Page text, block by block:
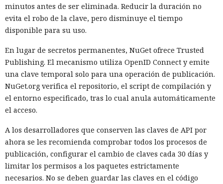
minutos antes de ser eliminada. Reducir la duración no
evita el robo de la clave, pero disminuye el tiempo
disponible para su uso.
En lugar de secretos permanentes, NuGet ofrece Trusted
Publishing. El mecanismo utiliza OpenID Connect y emite
una clave temporal solo para una operación de publicación.
NuGet.org verifica el repositorio, el script de compilación y
el entorno especificado, tras lo cual anula automáticamente
el acceso.
A los desarrolladores que conserven las claves de API por
ahora se les recomienda comprobar todos los procesos de
publicación, configurar el cambio de claves cada 30 días y
limitar los permisos a los paquetes estrictamente
necesarios. No se deben guardar las claves en el código